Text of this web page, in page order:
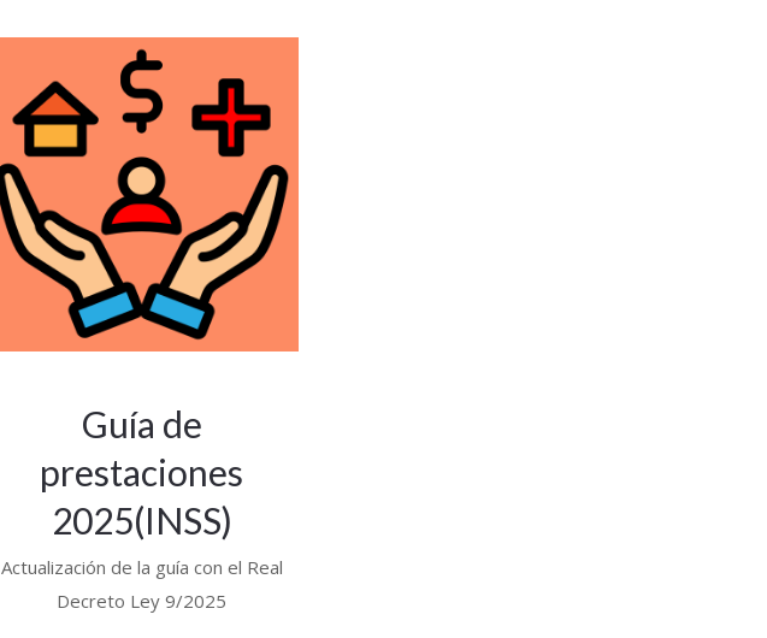
Guía de
prestaciones
2025(INSS)
Actualización de la guía con el Real
Decreto Ley 9/2025